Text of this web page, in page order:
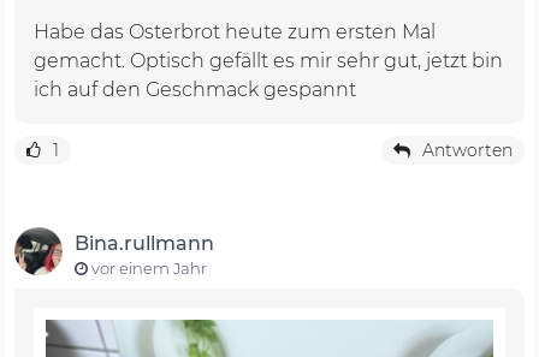
Habe das Osterbrot heute zum ersten Mal
gemacht. Optisch gefällt es mir sehr gut, jetzt bin
ich auf den Geschmack gespannt
1 Antworten
Bina.rullmann
vor einem Jahr